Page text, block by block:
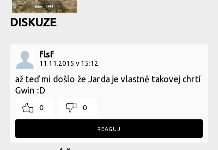
DISKUZE
flsf
11.11.2015 v 15:12
až teď mi došlo že Jarda je vlastně takovej chrtí
Gwin :D
0 0
REAGUJ